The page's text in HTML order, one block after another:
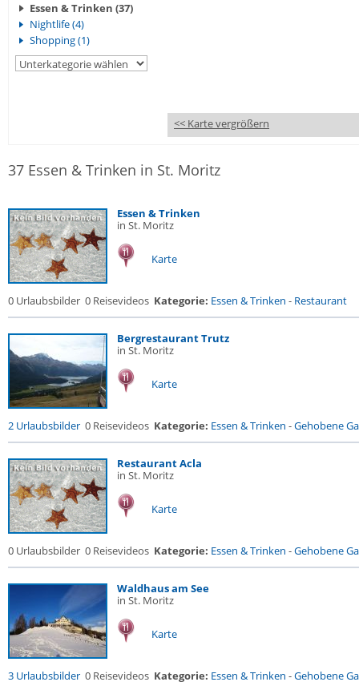
Essen & Trinken (37)
Nightlife (4)
Shopping (1)
<< Karte vergrößern
37 Essen & Trinken in St. Moritz
Essen & Trinken
in St. Moritz
Karte
0 Urlaubsbilder 0 Reisevideos Kategorie: Essen & Trinken - Restaurant
Bergrestaurant Trutz
in St. Moritz
Karte
2 Urlaubsbilder 0 Reisevideos Kategorie: Essen & Trinken -Gehobene
Restaurant Acla
in St. Moritz
Karte
0 Urlaubsbilder 0 Reisevideos Kategorie: Essen & Trinken -Gehobene
Waldhaus am See
in St. Moritz
Karte
3 Urlaubsbilder 0 Reisevideos Kategorie: Essen & Trinken -Gehobene